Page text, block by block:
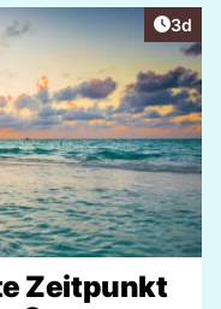
3d
Zeitpunkt